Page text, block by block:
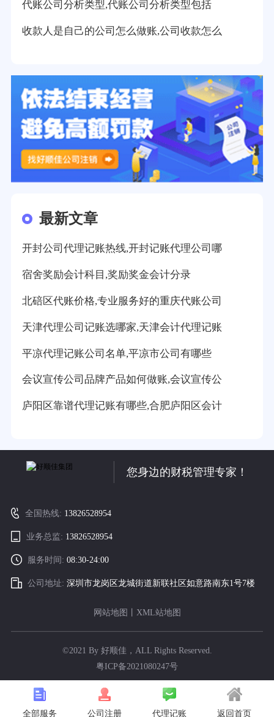
代账公司分析类型,代账公司分析类型包括
收款人是自己的公司怎么做账,公司收款怎么
最新文章
开封公司代理记账热线,开封记账代理公司哪
宿舍奖励会计科目,奖励奖金会计分录
北碚区代账价格,专业服务好的重庆代账公司
天津代理公司记账选哪家,天津会计代理记账
平凉代理记账公司名单,平凉市公司有哪些
会议宣传公司品牌产品如何做账,会议宣传公
庐阳区靠谱代理记账有哪些,合肥庐阳区会计
您身边的财税管理专家！
全国热线: 13826528954
业务总监: 13826528954
服务时间:08:30-24:00
公司地址:深圳市龙岗区龙城街道新联社区如意路南东1号7楼
网站地图 XML站地图
©2021 By 好顺佳，ALL Rights Reserved.
粤ICP备2021080247号
全部服务 公司注册 代理记账 返回首页